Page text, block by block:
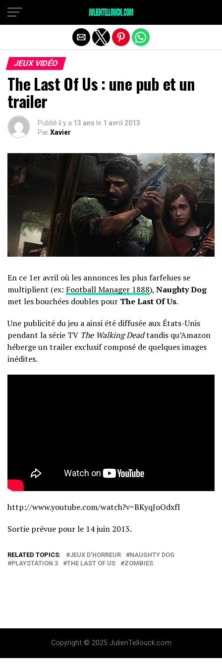
JEUX VIDÉO
The Last Of Us : une pub et un
trailer
Publié il y a 13 ans le 1 avril 2013
ParXavier
En ce 1er avril où les annonces les plus farfelues se
multiplient (ex: Football Manager 1888), Naughty Dog
met les bouchées doubles pour The Last Of Us.
Une publicité du jeu a ainsi été diffusée aux États-Unis
pendant la série TV The Walking Deadtandis qu’Amazon
héberge un trailer exclusif composé de quelques images
inédites.
http://www.youtube.com/watch?v=BKyqJoOdxfI
Sortie prévue pour le 14 juin 2013.
RELATED TOPICS: JEUX D’HORREUR
NAUGHTY DOG
PLAYSTATION 3
THE LAST OF US ZOMBIES
Copyright © 2025 JulienTellouck.com